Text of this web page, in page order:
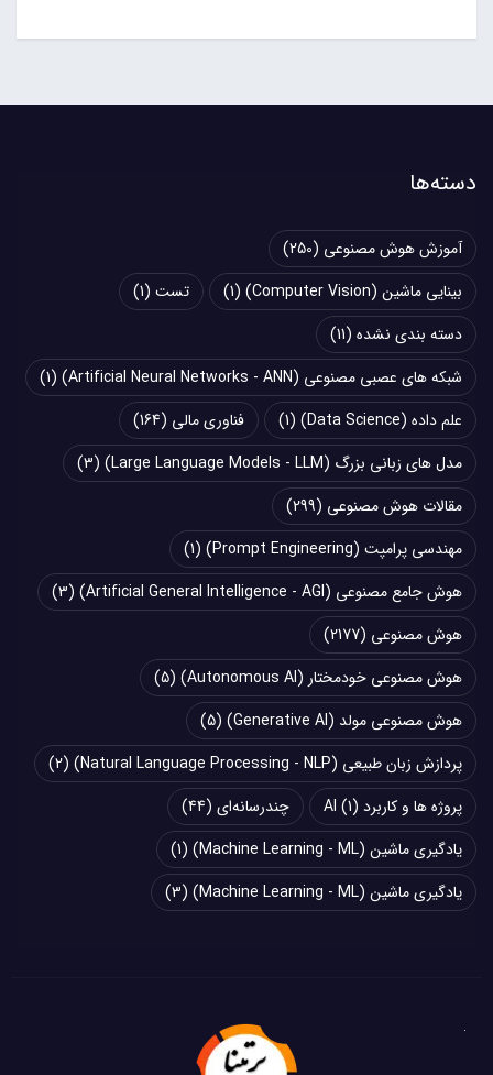
دسته‌ها
آموزش هوش مصنوعی (250)
بینایی ماشین (Computer Vision)
(1) تست (1)
دسته بندی نشده (11)
شبکه های عصبی مصنوعی (Artificial Neural Networks - ANN)
(1)
علم داده (Data Science)
(1) فناوری مالی (164)
مدل های زبانی بزرگ (Large Language Models - LLM)
(3)
مقالات هوش مصنوعی (299)
مهندسی پرامپت (Prompt Engineering)
(1)
هوش جامع مصنوعی (Artificial General Intelligence - AGI)
(3)
هوش مصنوعی (2177)
هوش مصنوعی خودمختار (Autonomous AI)
(5)
هوش مصنوعی مولد (Generative AI)
(5)
پردازش زبان طبیعی (Natural Language Processing - NLP)
(2)
پروژه ها و کاربرد AI (1) چند‌‌رسانه‌ای (44)
یادگیری ماشین (Machine Learning - ML)
(1)
یادگیری ماشین (Machine Learning - ML)
(3)